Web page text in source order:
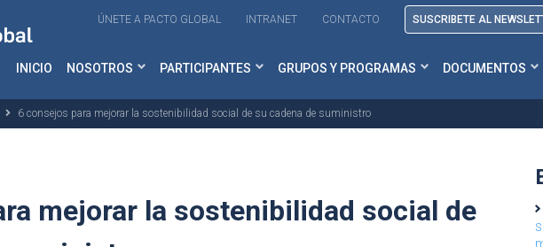
ÚNETE A PACTO GLOBAL INTRANET CONTACTO SUSCRIBETE AL
INICIO NOSOTROS PARTICIPANTES GRUPOS Y PROGRAMAS DOCUMENTOS
6 consejos para mejorar la sostenibilidad social de su cadena de suministro
mejorar la sostenibilidad social de